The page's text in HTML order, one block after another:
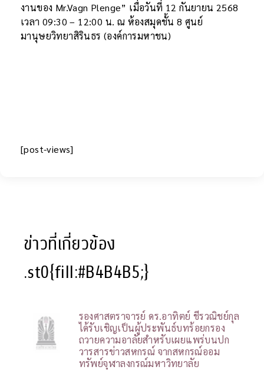
งานของ Mr.Vagn Plenge” เมื่อวันที่ 12 กันยายน 2568
เวลา 09:30 – 12:00 น. ณ ห้องสมุดชั้น 8 ศูนย์
มานุษยวิทยาสิรินธร (องค์การมหาชน)
[post-views]
ข่าวที่เกี่ยวข้อง
.st0{fill:#B4B4B5;}
รองศาสตราจารย์ ดร.อาทิตย์ ชีรวณิชย์กุล
ได้รับเชิญเป็นผู้ประพันธ์บทร้อยกรอง
ถวายความอาลัยสำหรับเผยแพร่บนปก
วารสารข่าวสหกรณ์ จากสหกรณ์ออม
ทรัพย์จุฬาลงกรณ์มหาวิทยาลัย